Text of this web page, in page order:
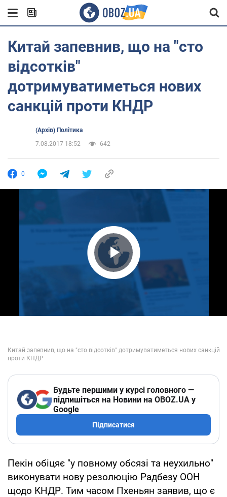
Китай запевнив, що на "сто
відсотків"
дотримуватиметься нових
санкцій проти КНДР
(Архів) Політика
7.08.2017 18:52
642
0
Play Video
Будьте першими у курсі головного —
підпишіться на Новини на OBOZ.UA у
Google
Підписатися
Пекін обіцяє "у повному обсязі та неухильно"
виконувати нову резолюцію Радбезу ООН
щодо КНДР. Тим часом Пхеньян заявив, що є